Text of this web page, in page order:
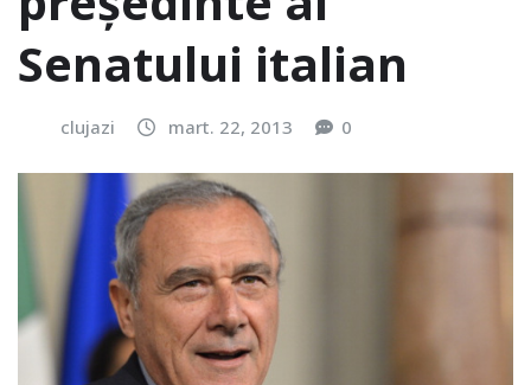
Senatului italian
clujazi mart. 22, 2013 0